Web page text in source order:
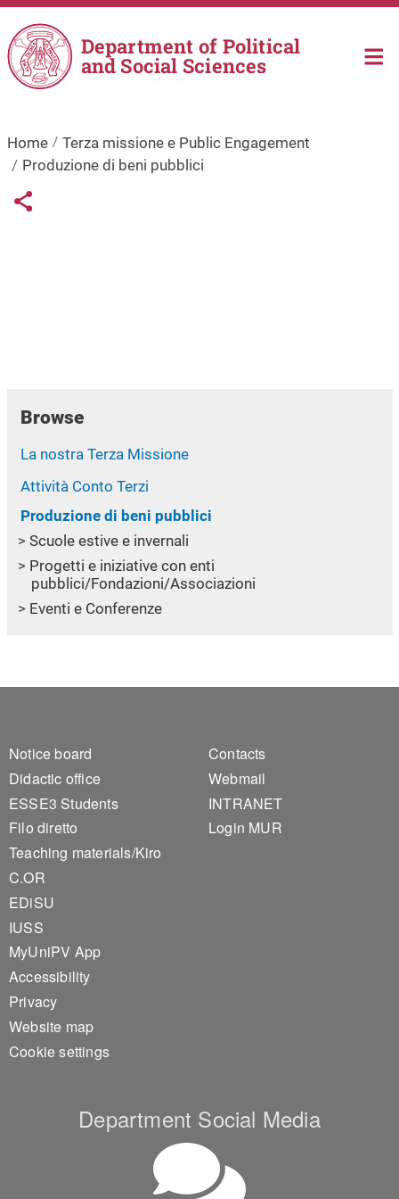
Skip to main content
Department of Political
and Social Sciences
Home
Terza missione e Public Engagement
Produzione di beni pubblici
Links condivisione social
Share button
Browse
La nostra Terza Missione
Attività Conto Terzi
Produzione di beni pubblici
Scuole estive e invernali
Progetti e iniziative con enti
pubblici/Fondazioni/Associazioni
Eventi e Conferenze
Footer 1
Notice board
Didactic office
ESSE3 Students
Filo diretto
Teaching materials/Kiro
C.OR
EDiSU
IUSS
MyUniPV App
Accessibility
Privacy
Website map
Cookie settings
Footer 2
Contacts
Webmail
INTRANET
Login MUR
Department Social Media